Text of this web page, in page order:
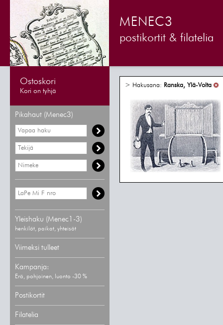
MENEC3
postikortit & filatelia
Ostoskori
Kori on tyhjä
Pikahaut (Menec3)
Yleishaku (Menec1-3)
henkilöt, paikat, yhteisöt
Viimeksi tulleet
Kampanja:
Erä, pohjoinen, luonto -30 %
Postikortit
Filatelia
> Hakusana: Ranska, Ylä-Volta